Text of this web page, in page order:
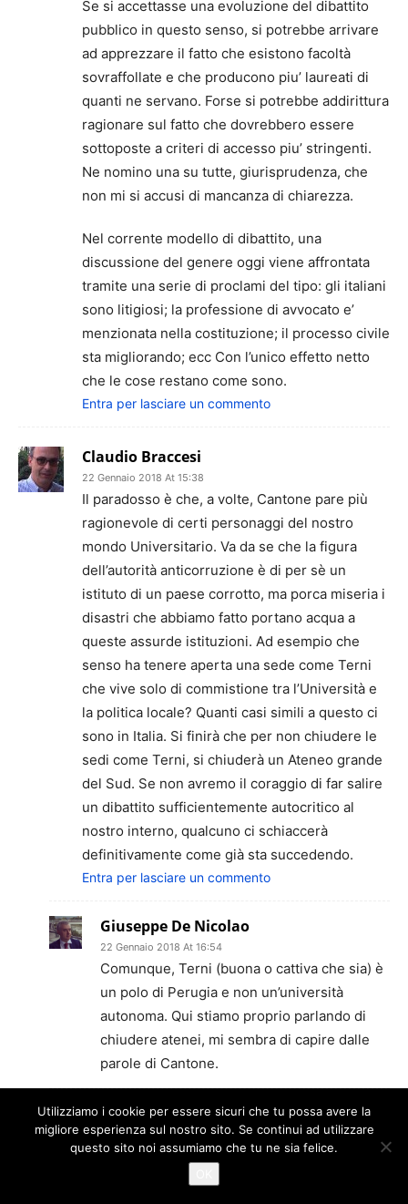
Se si accettasse una evoluzione del dibattito
pubblico in questo senso, si potrebbe arrivare
ad apprezzare il fatto che esistono facoltà
sovraffollate e che producono piu’ laureati di
quanti ne servano. Forse si potrebbe addirittura
ragionare sul fatto che dovrebbero essere
sottoposte a criteri di accesso piu’ stringenti.
Ne nomino una su tutte, giurisprudenza, che
non mi si accusi di mancanza di chiarezza.
Nel corrente modello di dibattito, una
discussione del genere oggi viene affrontata
tramite una serie di proclami del tipo: gli italiani
sono litigiosi; la professione di avvocato e’
menzionata nella costituzione; il processo civile
sta migliorando; ecc Con l’unico effetto netto
che le cose restano come sono.
Entra per lasciare un commento
Claudio Braccesi
22 Gennaio 2018 At 15:38
Il paradosso è che, a volte, Cantone pare più
ragionevole di certi personaggi del nostro
mondo Universitario. Va da se che la figura
dell’autorità anticorruzione è di per sè un
istituto di un paese corrotto, ma porca miseria i
disastri che abbiamo fatto portano acqua a
queste assurde istituzioni. Ad esempio che
senso ha tenere aperta una sede come Terni
che vive solo di commistione tra l’Università e
la politica locale? Quanti casi simili a questo ci
sono in Italia. Si finirà che per non chiudere le
sedi come Terni, si chiuderà un Ateneo grande
del Sud. Se non avremo il coraggio di far salire
un dibattito sufficientemente autocritico al
nostro interno, qualcuno ci schiaccerà
definitivamente come già sta succedendo.
Entra per lasciare un commento
Giuseppe De Nicolao
22 Gennaio 2018 At 16:54
Comunque, Terni (buona o cattiva che sia) è
un polo di Perugia e non un’università
autonoma. Qui stiamo proprio parlando di
chiudere atenei, mi sembra di capire dalle
parole di Cantone.
Claudio Braccesi
22 Gennaio 2018 At 17:06
@De Nicolao. Appunto. Se non abbiamo la
forza noi di chiudere le sedi come Terni,
Utilizziamo i cookie per essere sicuri che tu possa avere la
migliore esperienza sul nostro sito. Se continui ad utilizzare
questo sito noi assumiamo che tu ne sia felice.